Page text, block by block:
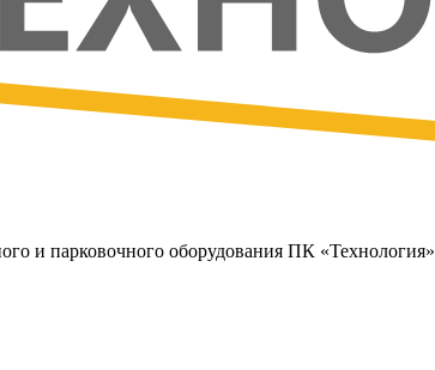
и парковочного оборудования ПК «Технология»